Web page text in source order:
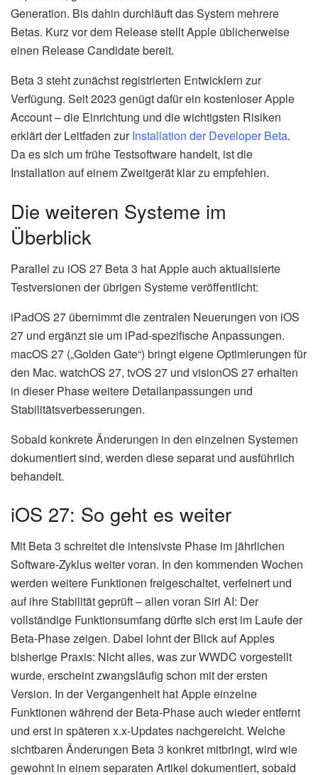
Generation. Bis dahin durchläuft das System mehrere
Betas. Kurz vor dem Release stellt Apple üblicherweise
einen Release Candidate bereit.
Beta 3 steht zunächst registrierten Entwicklern zur
Verfügung. Seit 2023 genügt dafür ein kostenloser Apple
Account – die Einrichtung und die wichtigsten Risiken
erklärt der Leitfaden zurInstallation der Developer Beta.
Da es sich um frühe Testsoftware handelt, ist die
Installation auf einem Zweitgerät klar zu empfehlen.
Die weiteren Systeme im
Überblick
Parallel zu iOS 27 Beta 3 hat Apple auch aktualisierte
Testversionen der übrigen Systeme veröffentlicht:
iPadOS 27 übernimmt die zentralen Neuerungen von iOS
27 und ergänzt sie um iPad-spezifische Anpassungen.
macOS 27 („Golden Gate“) bringt eigene Optimierungen für
den Mac. watchOS 27, tvOS 27 und visionOS 27 erhalten
in dieser Phase weitere Detailanpassungen und
Stabilitätsverbesserungen.
Sobald konkrete Änderungen in den einzelnen Systemen
dokumentiert sind, werden diese separat und ausführlich
behandelt.
iOS 27: So geht es weiter
Mit Beta 3 schreitet die intensivste Phase im jährlichen
Software-Zyklus weiter voran. In den kommenden Wochen
werden weitere Funktionen freigeschaltet, verfeinert und
auf ihre Stabilität geprüft – allen voran Siri AI: Der
vollständige Funktionsumfang dürfte sich erst im Laufe der
Beta-Phase zeigen. Dabei lohnt der Blick auf Apples
bisherige Praxis: Nicht alles, was zur WWDC vorgestellt
wurde, erscheint zwangsläufig schon mit der ersten
Version. In der Vergangenheit hat Apple einzelne
Funktionen während der Beta-Phase auch wieder entfernt
und erst in späteren x.x-Updates nachgereicht. Welche
sichtbaren Änderungen Beta 3 konkret mitbringt, wird wie
gewohnt in einem separaten Artikel dokumentiert, sobald